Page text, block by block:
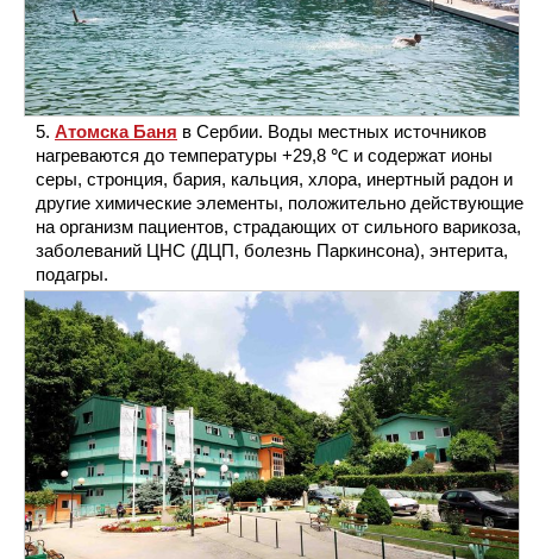
Атомска Баня в Сербии. Воды местных источников
нагреваются до температуры +29,8 ℃ и содержат ионы
серы, стронция, бария, кальция, хлора, инертный радон и
другие химические элементы, положительно действующие
на организм пациентов, страдающих от сильного варикоза,
заболеваний ЦНС (ДЦП, болезнь Паркинсона), энтерита,
подагры.